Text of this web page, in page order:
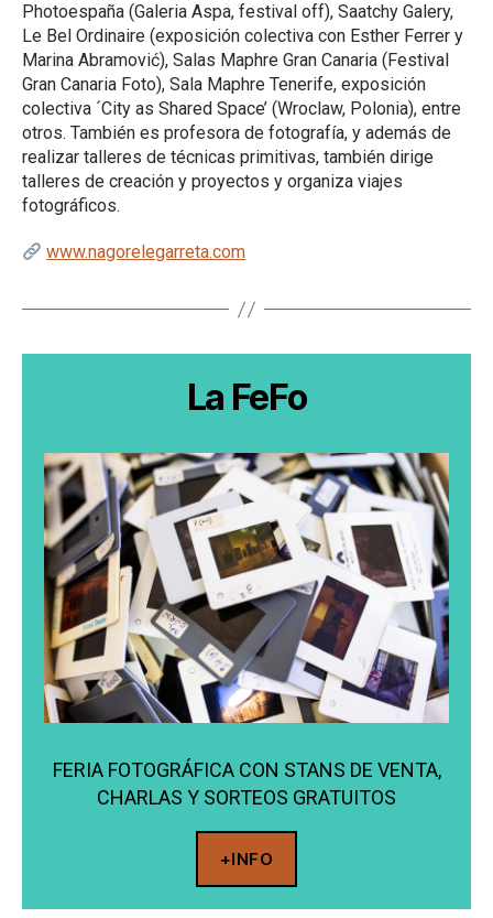
Photoespaña (Galeria Aspa, festival off), Saatchy Galery,
Le Bel Ordinaire (exposición colectiva con Esther Ferrer y
Marina Abramović), Salas Maphre Gran Canaria (Festival
Gran Canaria Foto), Sala Maphre Tenerife, exposición
colectiva ´City as Shared Space’ (Wroclaw, Polonia), entre
otros. También es profesora de fotografía, y además de
realizar talleres de técnicas primitivas, también dirige
talleres de creación y proyectos y organiza viajes
fotográficos.
www.nagorelegarreta.com
La FeFo
FERIA FOTOGRÁFICA CON STANS DE VENTA,
CHARLAS Y SORTEOS GRATUITOS
+INFO